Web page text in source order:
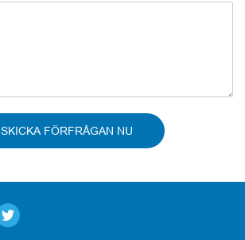
SKICKA FÖRFRÅGAN NU